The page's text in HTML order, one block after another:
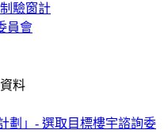
驗窗計
員會
料
劃」- 選取目標樓宇諮詢委